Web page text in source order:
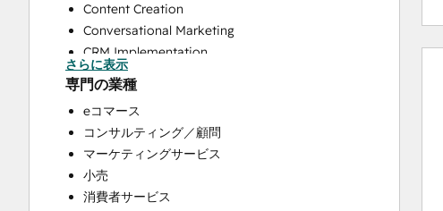
Content Creation
Conversational Marketing
CRM Implementation
CRM Migration
Custom API Integrations
Customer Marketing
Customer Success Training
Customer Support Training
Customer Survey and Analysis
Email Marketing
さらに表示
専門の業種
eコマース
コンサルティング／顧問
マーケティングサービス
小売
消費者サービス